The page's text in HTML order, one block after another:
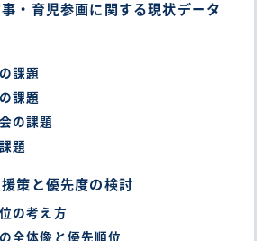
・育児参画に関する現状データ
課題
課題
の課題
題
策と優先度の検討
の考え方
全体像と優先順位